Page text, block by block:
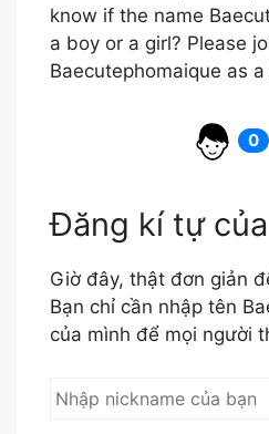
know if the name
a boy or a girl? Please
Baecutephomaique as
0
Đăng kí tự
Giờ đây, thật đơn giản
Bạn chỉ cần nhập tên
của mình để mọi người